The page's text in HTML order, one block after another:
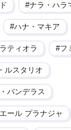
ナラ・ハラ
ハナ・マキア
ティオラ フ
ルスタリオ
バンデラス
ール プラナジャ